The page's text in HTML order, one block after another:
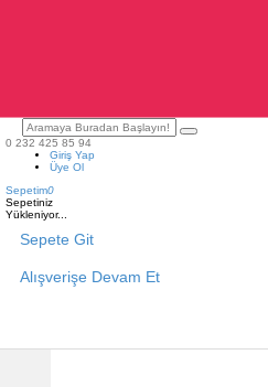
0 232 425 85 94
Giriş Yap
Üye Ol
Sepetim0
Sepetiniz
Yükleniyor...
Sepete Git
Alışverişe Devam Et